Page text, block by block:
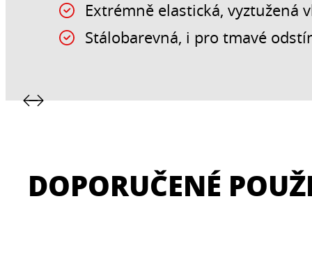
Extrémně elastická, vyztužená
Stálobarevná, i pro tmavé
DOPORUČENÉ